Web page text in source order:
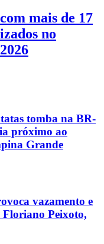
mais de 17
no
tomba na BR-
próximo ao
Grande
vazamento e
Peixoto,